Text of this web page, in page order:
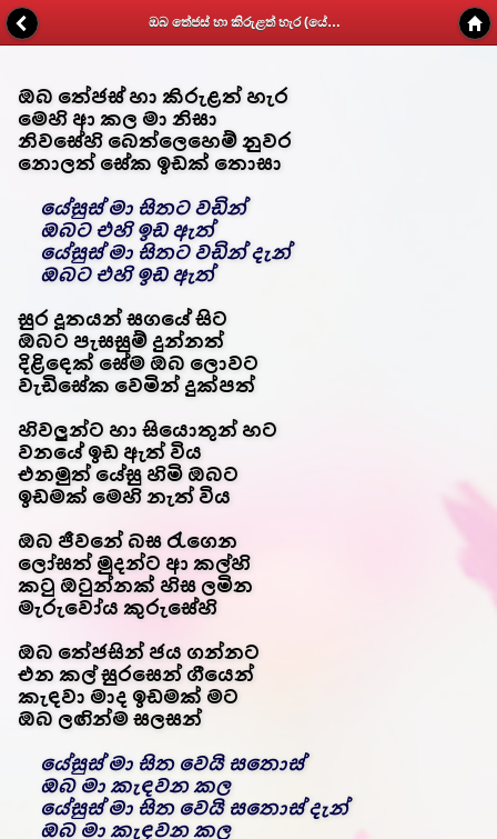
ඔබ තේජස් හා කිරුළත් හැර (යේසුස් මා සිතට වඩින්) - Kithunu Gee Potha - Web v1.7
ඔබ තේජස් හා කිරුළත් හැර
මෙහි ආ කල මා නිසා
නිවසේහි බෙත්ලෙහෙම් නුවර
නොලත් සේක ඉඩක් තොසා
යේසුස් මා සිතට වඩින්
ඔබට එහි ඉඩ ඇත්
යේසුස් මා සිතට වඩින් දැන්
ඔබට එහි ඉඩ ඇත්
සුර දූතයන් සගයේ සිට
ඔබට පැසසුම් දුන්නත්
දිළිඳෙක් සේම ඔබ ලොවට
වැඩිසේක වෙමින් දුක්පත්
හිවලුන්ට හා සියොතුන් හට
වනයේ ඉඩ ඇත් විය
එනමුත් යේසු හිමි ඔබට
ඉඩමක් මෙහි නැත් විය
ඔබ ජීවනේ බස රැගෙන
ලෝසත් මුදන්ට ආ කල්හි
කටු ඔටුන්නක් හිස ලමින
මැරුවෝය කුරුසේහි
ඔබ තේජසින් ජය ගන්නට
එන කල් සුරසෙන් ගීයෙන්
කැඳවා මාද ඉඩමක් මට
ඔබ ලඟින්ම සලසන්
යේසුස් මා සිත වෙයි සතොස්
ඔබ මා කැඳවන කල
යේසුස් මා සිත වෙයි සතොස් දැන්
ඔබ මා කැඳවන කල